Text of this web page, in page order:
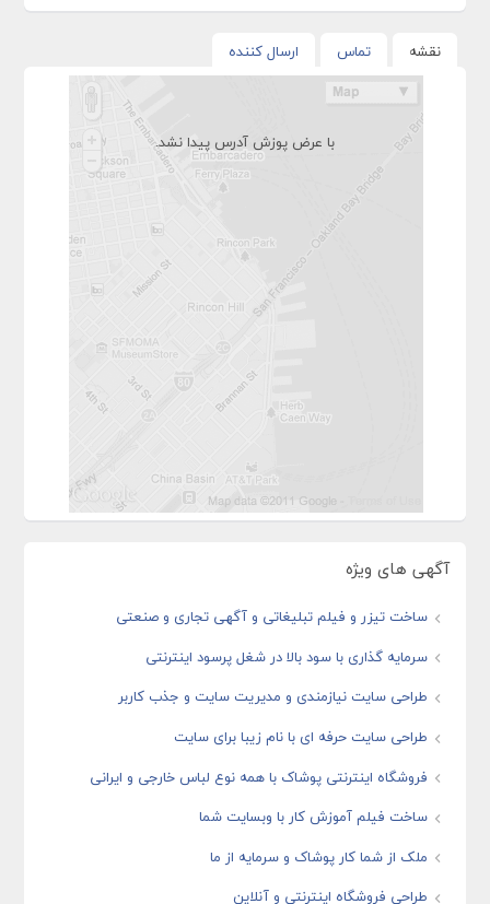
نقشه تماس ارسال کننده
با عرض پوزش آدرس پیدا نشد.
آگهی های ویژه
ساخت تیزر و فیلم تبلیغاتی و آگهی تجاری و صنعتی
سرمایه گذاری با سود بالا در شغل پرسود اینترنتی
طراحی سایت نیازمندی و مدیریت سایت و جذب کاربر
طراحی سایت حرفه ای با نام زیبا برای سایت
فروشگاه اینترنتی پوشاک با همه نوع لباس خارجی و ایرانی
ساخت فیلم آموزش کار با وبسایت شما
ملک از شما کار پوشاک و سرمایه از ما
طراحی فروشگاه اینترنتی و آنلاین